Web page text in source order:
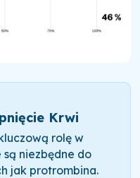
Krwi
rolę w
niezbędne do
jak protrombina.